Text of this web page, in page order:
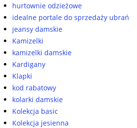
hurtownie odzieżowe
idealne portale do sprzedaży ubrań
jeansy damskie
Kamizelki
kamizelki damskie
Kardigany
Klapki
kod rabatowy
kolarki damskie
Kolekcja basic
Kolekcja jesienna